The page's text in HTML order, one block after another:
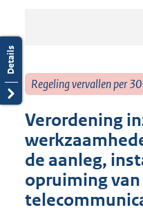
Regeling vervallen per
Verordening
de aanleg,
opruiming van